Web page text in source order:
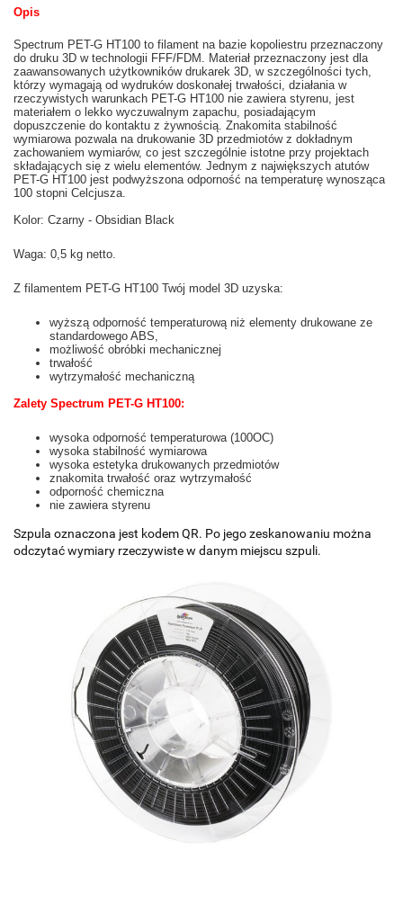
Opis
Spectrum PET-G HT100 to filament na bazie kopoliestru przeznaczony
do druku 3D w technologii FFF/FDM. Materiał przeznaczony jest dla
zaawansowanych użytkowników drukarek 3D, w szczególności tych,
którzy wymagają od wydruków doskonałej trwałości, działania w
rzeczywistych warunkach PET-G HT100 nie zawiera styrenu, jest
materiałem o lekko wyczuwalnym zapachu, posiadającym
dopuszczenie do kontaktu z żywnością. Znakomita stabilność
wymiarowa pozwala na drukowanie 3D przedmiotów z dokładnym
zachowaniem wymiarów, co jest szczególnie istotne przy projektach
składających się z wielu elementów. Jednym z największych atutów
PET-G HT100 jest podwyższona odporność na temperaturę wynosząca
100 stopni Celcjusza.
Kolor: Czarny - Obsidian Black
Waga: 0,5 kg netto.
Z filamentem PET-G HT100 Twój model 3D uzyska:
wyższą odporność temperaturową niż elementy drukowane ze
standardowego ABS,
możliwość obróbki mechanicznej
trwałość
wytrzymałość mechaniczną
Zalety Spectrum PET-G HT100:
wysoka odporność temperaturowa (100OC)
wysoka stabilność wymiarowa
wysoka estetyka drukowanych przedmiotów
znakomita trwałość oraz wytrzymałość
odporność chemiczna
nie zawiera styrenu
Szpula oznaczona jest kodem QR. Po jego zeskanowaniu można
odczytać wymiary rzeczywiste w danym miejscu szpuli.